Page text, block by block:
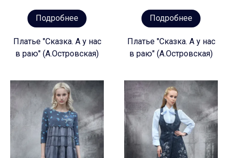
Подробнее
Платье "Сказка. А у нас
в раю" (А.Островская)
Подробнее
Платье "Сказка. А у нас
в раю" (А.Островская)